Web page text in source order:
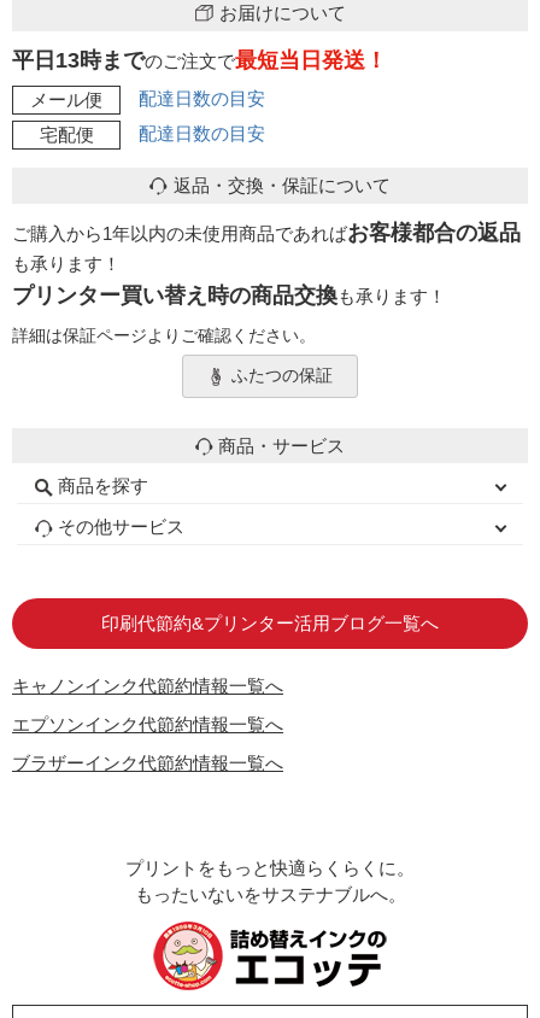
お届けについて
平日13時までのご注文で最短当日発送！
メール便
配達日数の目安
宅配便
配達日数の目安
返品・交換・保証について
ご購入から1年以内の未使用商品であればお客様都合の返品
も承ります！
プリンター買い替え時の商品交換も承ります！
詳細は保証ページよりご確認ください。
ふたつの保証
商品・サービス
商品を探す
初心者用セット
キャノンインク
エプソンインク
ブラザーインク
詰め替えインク
互換インクボトル
互換インクカートリッジ
再生インクカートリッジ
トナーカートリッジ
その他サービス
印刷代節約&プリンター活用ブログ一覧へ
キャノンインク代節約情報一覧へ
エプソンインク代節約情報一覧へ
ブラザーインク代節約情報一覧へ
プリントをもっと快適らくらくに。
もったいないをサステナブルへ。